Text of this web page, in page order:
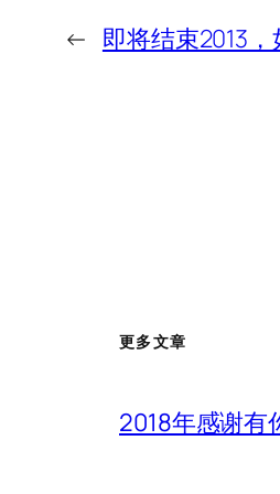
← 即将结束2013
更多文章
2018年感谢有